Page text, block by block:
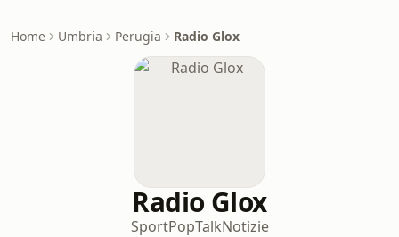
Home Umbria Perugia Radio Glox
Radio Glox
SportPopTalkNotizie